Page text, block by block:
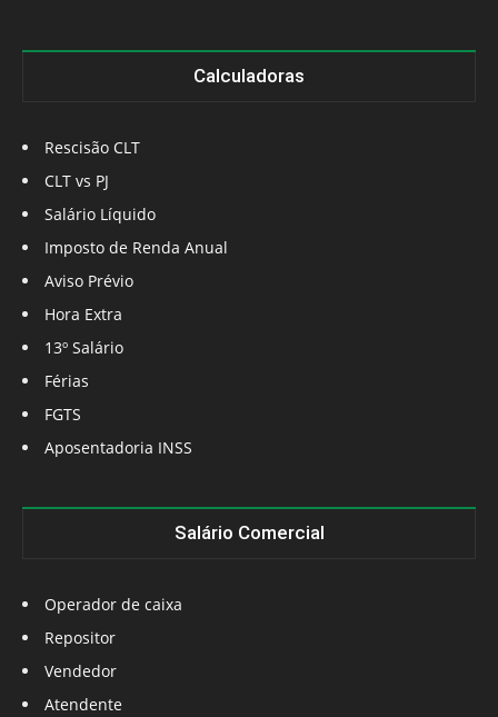
Calculadoras
Rescisão CLT
CLT vs PJ
Salário Líquido
Imposto de Renda Anual
Aviso Prévio
Hora Extra
13º Salário
Férias
FGTS
Aposentadoria INSS
Salário Comercial
Operador de caixa
Repositor
Vendedor
Atendente